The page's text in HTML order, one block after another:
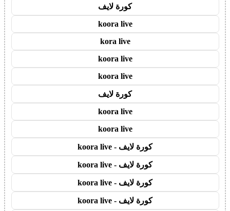
كورة لايف
koora live
kora live
koora live
koora live
كورة لايف
koora live
koora live
كورة لايف - koora live
كورة لايف - koora live
كورة لايف - koora live
كورة لايف - koora live